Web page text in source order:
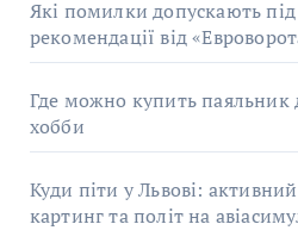
Які помилки допускають
рекомендації від
Где можно купить паяльник
хобби
Куди піти у Львові:
картинг та політ на